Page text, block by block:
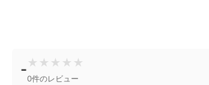
-★ ★ ★ ★ ★
0件のレビュー